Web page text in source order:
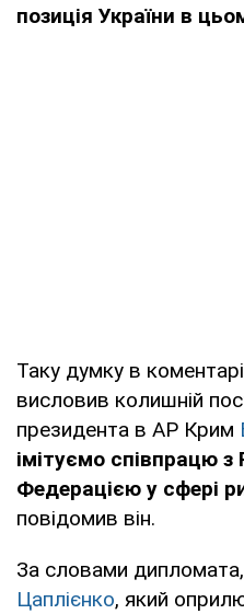
позиція України в
Таку думку в коментарі
висловив колишній
президента в АР Крим
імітуємо співпрацю з
Федерацією у сфері
повідомив він.
За словами
Цаплієнко, який